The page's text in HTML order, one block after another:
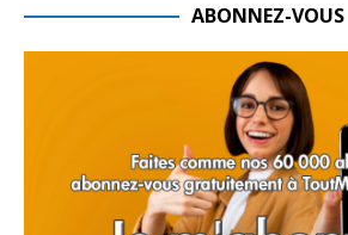
ABONNEZ-VOUS